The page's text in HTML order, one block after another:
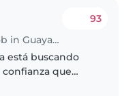
Babysitting job in Guayaquil
93
está buscando
que